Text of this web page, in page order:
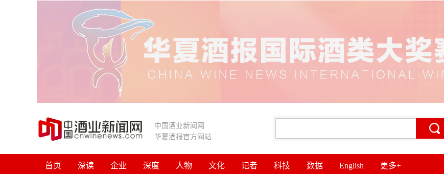
中国酒业新闻网
华夏酒报官方网站
首页 深读 企业 深度 人物 文化 记者 科技 数据 English 更多+